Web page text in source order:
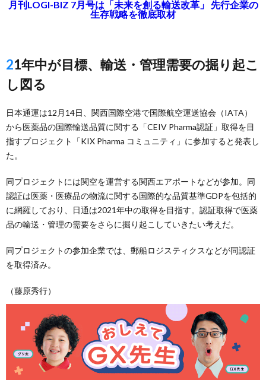
月刊LOGI-BIZ 7月号は「未来を創る輸送改革」 先行企業の
生存戦略を徹底取材
21年中が目標、輸送・管理需要の掘り起こ
し図る
日本通運は12月14日、関西国際空港で国際航空運送協会（IATA）
から医薬品の国際輸送品質に関する「CEIV Pharma認証」取得を目
指すプロジェクト「KIX Pharma コミュニティ」に参加すると発表し
た。
同プロジェクトには関空を運営する関西エアポートなどが参加。同
認証は医薬・医療品の物流に関する国際的な品質基準GDPを包括的
に網羅しており、日通は2021年中の取得を目指す。認証取得で医薬
品の輸送・管理の需要をさらに掘り起こしていきたい考えだ。
同プロジェクトの参加企業では、郵船ロジスティクスなどが同認証
を取得済み。
（藤原秀行）